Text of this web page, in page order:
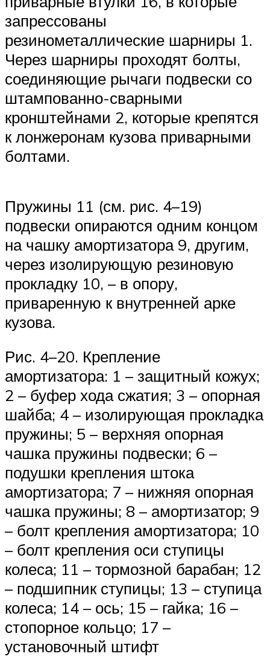
запрессованы
резинометаллические шарниры 1.
Через шарниры проходят болты,
соединяющие рычаги подвески со
штампованно-сварными
кронштейнами 2, которые крепятся
к лонжеронам кузова приварными
болтами.
Пружины 11 (см. рис. 4–19)
подвески опираются одним концом
на чашку амортизатора 9, другим,
через изолирующую резиновую
прокладку 10, – в опору,
приваренную к внутренней арке
кузова.
Рис. 4–20. Крепление
амортизатора: 1 – защитный кожух;
2 – буфер хода сжатия; 3 – опорная
шайба; 4 – изолирующая прокладка
пружины; 5 – верхняя опорная
чашка пружины подвески; 6 –
подушки крепления штока
амортизатора; 7 – нижняя опорная
чашка пружины; 8 – амортизатор; 9
– болт крепления амортизатора; 10
– болт крепления оси ступицы
колеса; 11 – тормозной барабан; 12
– подшипник ступицы; 13 – ступица
колеса; 14 – ось; 15 – гайка; 16 –
стопорное кольцо; 17 –
установочный штифт